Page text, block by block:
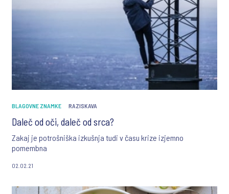
BLAGOVNE ZNAMKE RAZISKAVA
Daleč od oči, daleč od srca?
Zakaj je potrošniška izkušnja tudi v času krize izjemno
pomembna
02.02.21